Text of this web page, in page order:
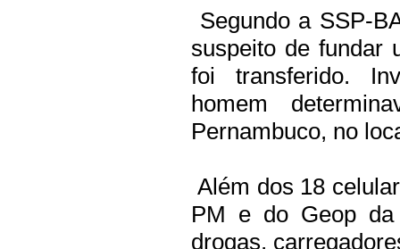
Segundo a SSP-
suspeito de fundar
foi transferido.
homem
Pernambuco, no
Além dos 18
PM e do Geop da
drogas,